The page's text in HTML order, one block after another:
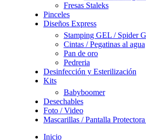
Fresas Staleks
Pinceles
Diseños Express
Stamping GEL / Spider
Cintas / Pegatinas al agua
Pan de oro
Pedreria
Desinfección y Esterilización
Kits
Babyboomer
Desechables
Foto / Video
Mascarillas / Pantalla
Inicio